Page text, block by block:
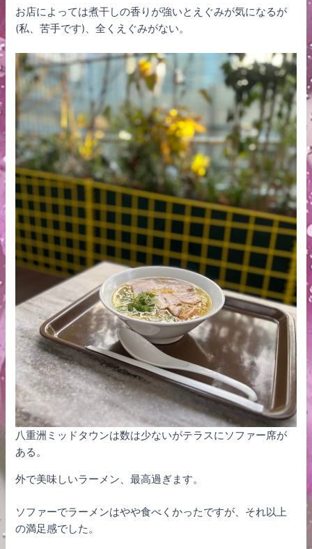
お店によっては煮干しの香りが強いとえぐみが気になるが
(私、苦手です)、全くえぐみがない。
八重洲ミッドタウンは数は少ないがテラスにソファー席が
ある。
外で美味しいラーメン、最高過ぎます。
ソファーでラーメンはやや食べくかったですが、それ以上
の満足感でした。